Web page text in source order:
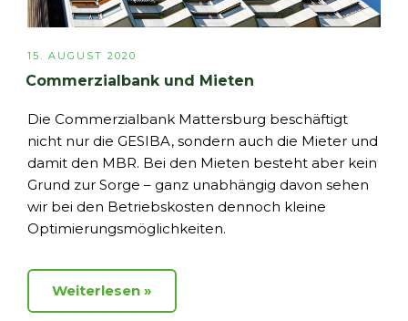
VERÖFFENTLICHT
15. AUGUST 2020
Commerzialbank und Mieten
Die Commerzialbank Mattersburg beschäftigt
nicht nur die GESIBA, sondern auch die Mieter und
damit den MBR. Bei den Mieten besteht aber kein
Grund zur Sorge – ganz unabhängig davon sehen
wir bei den Betriebskosten dennoch kleine
Optimierungsmöglichkeiten.
Weiterlesen